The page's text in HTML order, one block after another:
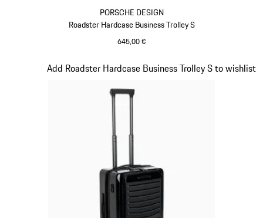
PORSCHE DESIGN
Roadster Hardcase Business Trolley S
645,00 €
Add Roadster Hardcase Business Trolley S to wishlist
Diapositive 15 sur 20